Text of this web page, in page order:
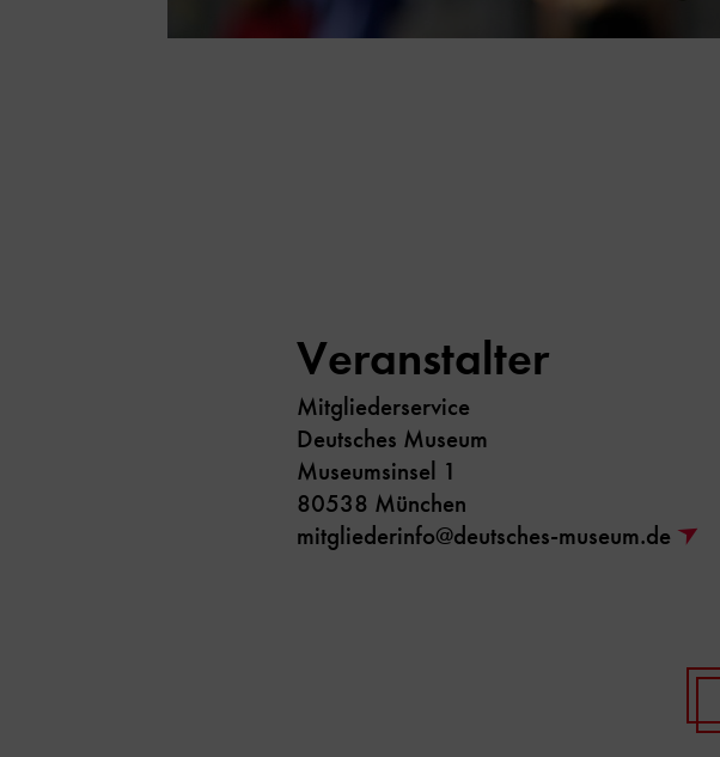
Veranstalter
Mitgliederservice
Deutsches Museum
Museumsinsel 1
80538 München
mitgliederinfo@deutsches-museum.de